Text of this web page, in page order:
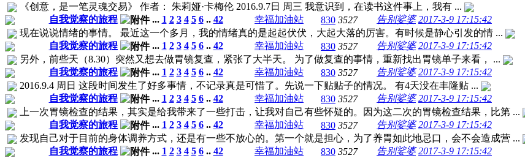
《创意，是一笔灵魂交易》 作者： 朱莉娅·卡梅伦 2016.9.7日 周三 我意识到，在读书这件事上，我有 ...
自我觉察的旅程
... 1 2 3 4 5 6.. 42 幸福加油站 830 3527 告别娑婆 2017-3-9 17:15:42
现在说说情绪的事情。 最近这一个多月，我的情绪真的是起起伏伏，大起大落的厉害。有时候是静心引发的情 ...
自我觉察的旅程
... 1 2 3 4 5 6.. 42 幸福加油站 830 3527 告别娑婆 2017-3-9 17:15:42
另外，前些天（8.30）突然又想去做胃镜复查，紧张了大半天。 为了做复查的事情，重新找出胃镜单子来看， ...
自我觉察的旅程
... 1 2 3 4 5 6.. 42 幸福加油站 830 3527 告别娑婆 2017-3-9 17:15:42
2016.9.4 周日 这段时间发生了好多事情，不记录真是可惜了。先说一下贴贴子的情况。 有4天没在丰隆贴 ...
自我觉察的旅程
... 1 2 3 4 5 6.. 42 幸福加油站 830 3527 告别娑婆 2017-3-9 17:15:42
上一次胃镜检查的结果，其实是给我带来了一些打击，让我对自己有些怀疑的。因为这二次的胃镜检查结果，比第 ...
自我觉察的旅程
... 1 2 3 4 5 6.. 42 幸福加油站 830 3527 告别娑婆 2017-3-9 17:15:42
发现自己对于目前的身体调养方式，还是有一些不放心的。第一个就是担心，为了养胃如此地忌口，会不会造成营 ...
自我觉察的旅程
... 1 2 3 4 5 6.. 42 幸福加油站 830 3527 告别娑婆 2017-3-9 17:15:42